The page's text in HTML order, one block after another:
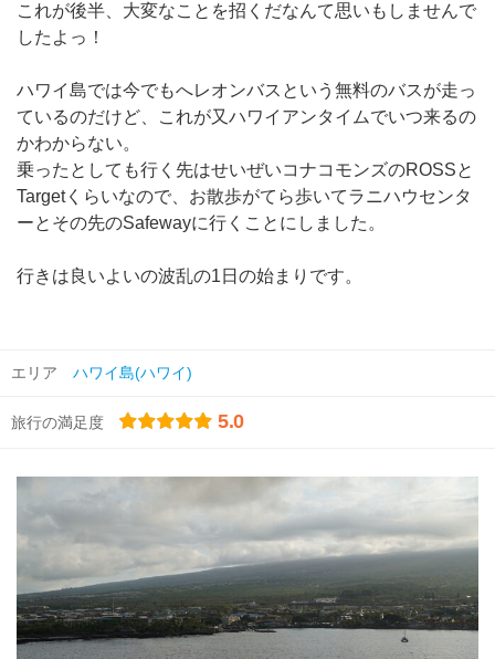
これが後半、大変なことを招くだなんて思いもしませんで
したよっ！
ハワイ島では今でもへレオンバスという無料のバスが走っ
ているのだけど、これが又ハワイアンタイムでいつ来るの
かわからない。
乗ったとしても行く先はせいぜいコナコモンズのROSSと
Targetくらいなので、お散歩がてら歩いてラニハウセンタ
ーとその先のSafewayに行くことにしました。
行きは良いよいの波乱の1日の始まりです。
エリア ハワイ島(ハワイ)
旅行の満足度 5.0